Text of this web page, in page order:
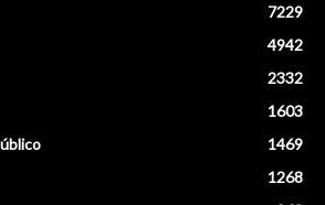
7229
4942
2332
1603
1469
1268